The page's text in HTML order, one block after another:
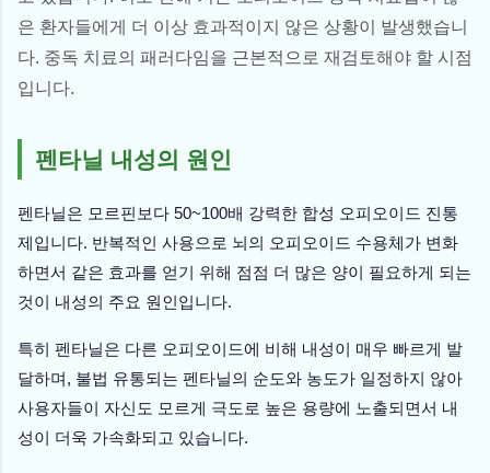
은 환자들에게 더 이상 효과적이지 않은 상황이 발생했습니
다. 중독 치료의 패러다임을 근본적으로 재검토해야 할 시점
입니다.
펜타닐 내성의 원인
펜타닐은 모르핀보다 50~100배 강력한 합성 오피오이드 진통
제입니다. 반복적인 사용으로 뇌의 오피오이드 수용체가 변화
하면서 같은 효과를 얻기 위해 점점 더 많은 양이 필요하게 되는
것이 내성의 주요 원인입니다.
특히 펜타닐은 다른 오피오이드에 비해 내성이 매우 빠르게 발
달하며, 불법 유통되는 펜타닐의 순도와 농도가 일정하지 않아
사용자들이 자신도 모르게 극도로 높은 용량에 노출되면서 내
성이 더욱 가속화되고 있습니다.